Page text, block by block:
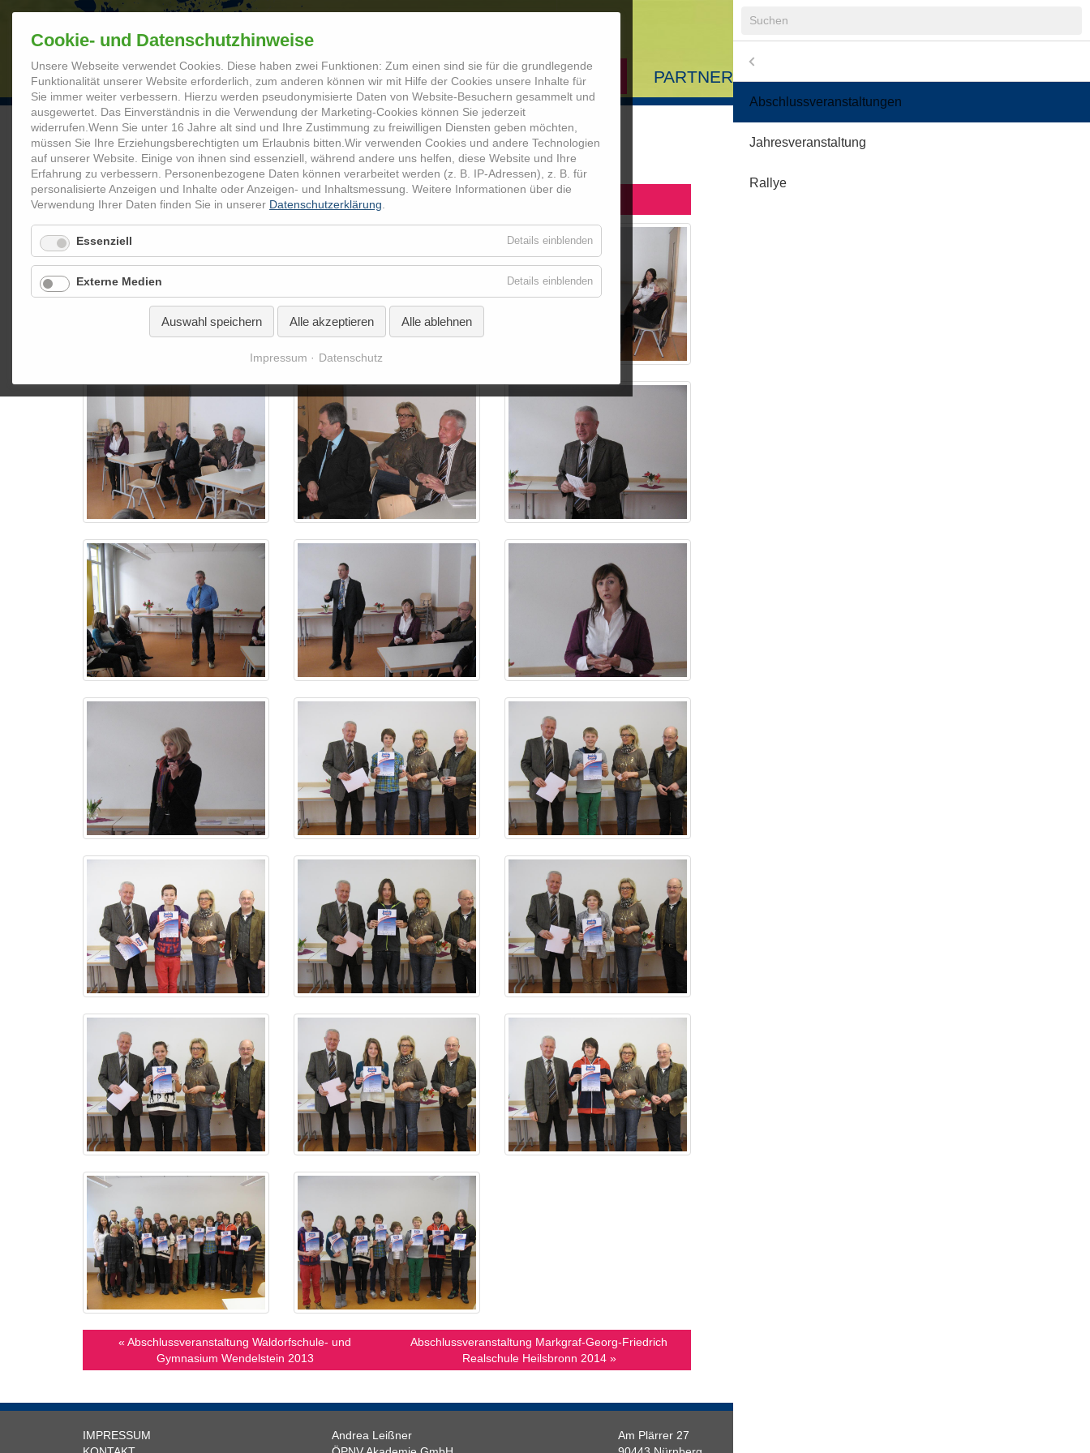
Cookie- und Datenschutzhinweise
Unsere Webseite verwendet Cookies. Diese haben zwei Funktionen: Zum einen sind sie für die grundlegende
Funktionalität unserer Website erforderlich, zum anderen können wir mit Hilfe der Cookies unsere Inhalte für
Sie immer weiter verbessern. Hierzu werden pseudonymisierte Daten von Website-Besuchern gesammelt und
ausgewertet. Das Einverständnis in die Verwendung der Marketing-Cookies können Sie jederzeit
widerrufen. Wenn Sie unter 16 Jahre alt sind und Ihre Zustimmung zu freiwilligen Diensten geben möchten,
müssen Sie Ihre Erziehungsberechtigten um Erlaubnis bitten. Wir verwenden Cookies und andere Technologien
auf unserer Website. Einige von ihnen sind essenziell, während andere uns helfen, diese Website und Ihre
Erfahrung zu verbessern.
Personenbezogene Daten können verarbeitet werden (z. B. IP-Adressen), z. B. für
personalisierte Anzeigen und Inhalte oder Anzeigen- und Inhaltsmessung. Weitere Informationen über die
Verwendung Ihrer Daten finden Sie in unserer Datenschutzerklärung
Essenziell Details einblendenfür
Externe Medien Details einblendenfür
Medien
Auswahl speichern Alle akzeptieren Alle ablehnen
Impressum Datenschutz
STARTSEITE AUSBILDUNG MEDIATHEK PARTNER COOLRIDER-FREUNDE E.V.
Coolrider.de Mediathek Abschlussveranstaltungen Abschlussveranstaltungen Details
Abschlussveranstaltung Montessorie-Schule 2013
« Abschlussveranstaltung Waldorfschule- und
Gymnasium Wendelstein 2013
Abschlussveranstaltung Markgraf-Georg-Friedrich
Realschule Heilsbronn 2014 »
IMPRESSUM
Andrea Leißner
Am Plärrer 27
Startseite
Mediathek
Partner
Coolrider-Freunde e.V.
Abschlussveranstaltungen
Jahresveranstaltung
Rallye